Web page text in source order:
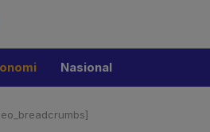
Nasional